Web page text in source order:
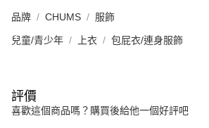
品牌 CHUMS 服飾
兒童/青少年 上衣 包屁衣/連身服飾
評價
喜歡這個商品嗎？購買後給他一個好評吧